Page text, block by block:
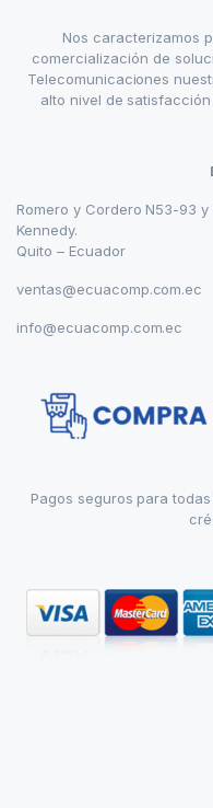
Nos caracterizamos
comercialización de
Telecomunicaciones
alto nivel de
Romero y Cordero N53-93
Kennedy.
Quito – Ecuador
ventas@ecuacomp.com.ec
info@ecuacomp.com.ec
Pagos seguros para